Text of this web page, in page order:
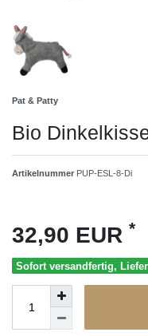
Pat & Patty
Bio
Artikelnummer PUP-ESL-8-Di
32,90 EUR *
Sofort versandfertig,